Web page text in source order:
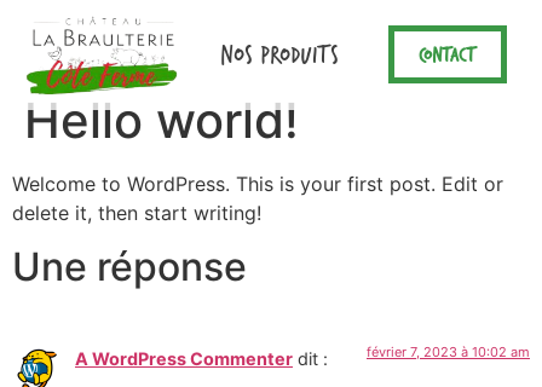
NOS PRODUITS CONTACT
Hello world!
Welcome to WordPress. This is your first post. Edit or
delete it, then start writing!
Une réponse
A WordPress Commenter dit : février 7, 2023 à 10:02 am
Panneau de gestion des cookies